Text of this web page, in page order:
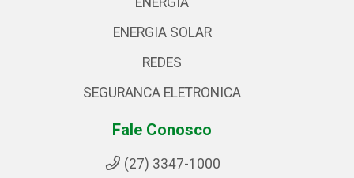
ENERGIA SOLAR
REDES
SEGURANCA ELETRONICA
Fale Conosco
(27) 3347-1000